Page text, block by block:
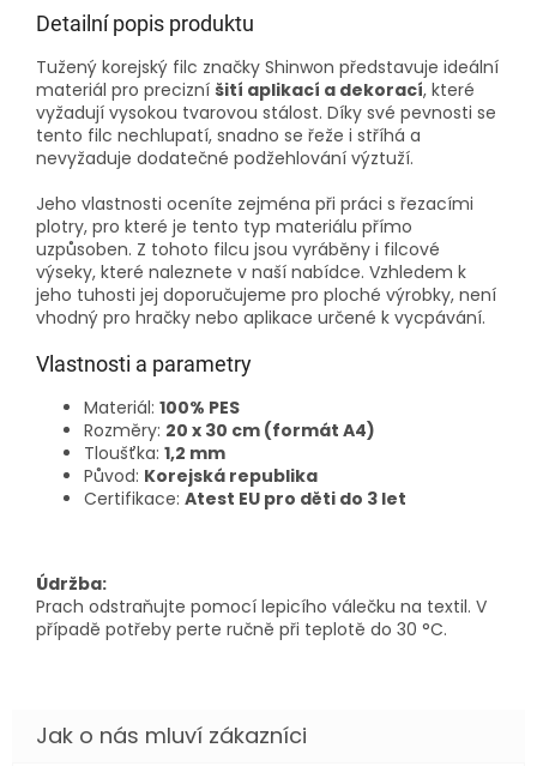
Detailní popis produktu
Tužený korejský filc značky Shinwon představuje ideální
materiál pro precizní šití aplikací a dekorací, které
vyžadují vysokou tvarovou stálost. Díky své pevnosti se
tento filc nechlupatí, snadno se řeže i stříhá a
nevyžaduje dodatečné podžehlování výztuží.
Jeho vlastnosti oceníte zejména při práci s řezacími
plotry, pro které je tento typ materiálu přímo
uzpůsoben. Z tohoto filcu jsou vyráběny i filcové
výseky, které naleznete v naší nabídce. Vzhledem k
jeho tuhosti jej doporučujeme pro ploché výrobky, není
vhodný pro hračky nebo aplikace určené k vycpávání.
Vlastnosti a parametry
Materiál: 100% PES
Rozměry: 20 x 30 cm (formát A4)
Tloušťka: 1,2 mm
Původ: Korejská republika
Certifikace: Atest EU pro děti do 3 let
Údržba:
Prach odstraňujte pomocí lepicího válečku na textil. V
případě potřeby perte ručně při teplotě do 30 °C.